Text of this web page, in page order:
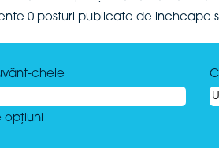
0 posturi publicate de inchcape
cheie
opțiuni